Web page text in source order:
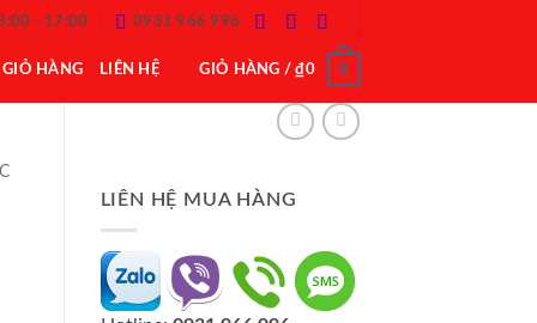
- 17:00 0931 966 996
GIỎ HÀNG LIÊN HỆ GIỎ HÀNG /₫0 0
LIÊN HỆ MUA HÀNG